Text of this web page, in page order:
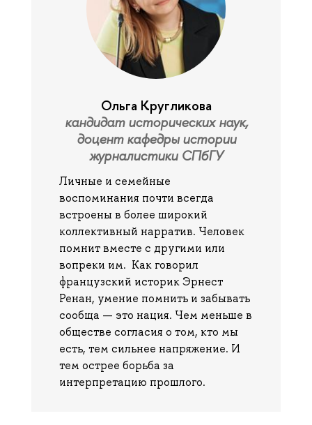
Ольга Кругликова
кандидат исторических наук,
доцент кафедры истории
журналистики СПбГУ
Личные и семейные
воспоминания почти всегда
встроены в более широкий
коллективный нарратив. Человек
помнит вместе с другими или
вопреки им. Как говорил
французский историк Эрнест
Ренан, умение помнить и забывать
сообща — это нация. Чем меньше в
обществе согласия о том, кто мы
есть, тем сильнее напряжение. И
тем острее борьба за
интерпретацию прошлого.